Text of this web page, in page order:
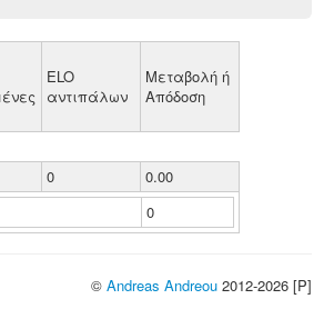
ELO
αντιπάλων
Μεταβολή ή
Απόδοση
0
0.00
0
© Andreas Andreou 2012-2026 [P]